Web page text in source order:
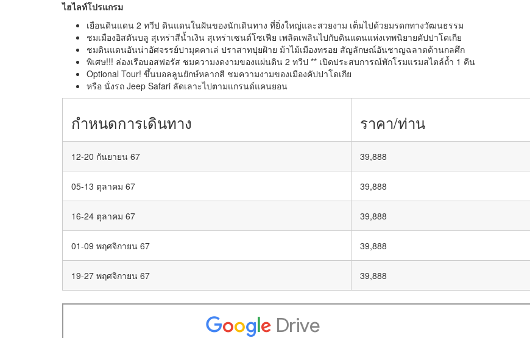
ไฮไลท์โปรแกรม
เยือนดินแดน 2 ทวีป ดินแดนในฝันของนักเดินทาง ที่ยิ่งใหญ่และสวยงาม เต็มไปด้วยมรดกทางวัฒนธรรม
ชมเมืองอิสตันบลู สุเหร่าสีน้ำเงิน สุเหร่าเซนต์โซเฟีย เพลิดเพลินไปกับดินแดนแห่งเทพนิยายคัปปาโดเกีย
ชมดินแดนอันน่าอัศจรรย์ปามุคคาเล่ ปราสาทปุยฝ้าย ม้าไม้เมืองทรอย สัญลักษณ์อันชาญฉลาดด้านกลศึก
พิเศษ!!! ล่องเรือบอสฟอรัส ชมความงดงามของแผ่นดิน 2 ทวีป ** เปิดประสบการณ์พักโรมแรมสไตล์ถ้ำ 1 คืน
Optional Tour! ขึ้นบอลลูนยักษ์หลากสี ชมความงามของเมืองคัปปาโดเกีย
หรือ นั่งรถ Jeep Safari ลัดเลาะไปตามแกรนด์แคนยอน
กำหนดการเดินทาง ราคา/ท่าน
12-20 กันยายน 67 39,888
05-13 ตุลาคม 67 39,888
16-24 ตุลาคม 67 39,888
01-09 พฤศจิกายน 67 39,888
19-27 พฤศจิกายน 67 39,888